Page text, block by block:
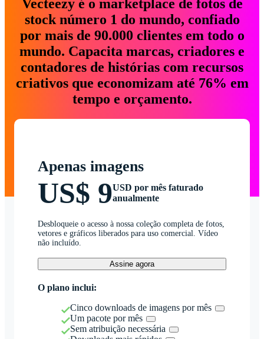
Vecteezy é o marketplace de fotos de
stock número 1 do mundo, confiado
por mais de 90.000 clientes em todo o
mundo. Capacita marcas, criadores e
contadores de histórias com recursos
criativos que economizam até 76% em
tempo e orçamento.
Apenas imagens
US$ 9USD por mês faturado
anualmente
Desbloqueie o acesso à nossa coleção completa de fotos,
vetores e gráficos liberados para uso comercial. Vídeo
não incluído.
Assine agora
O plano inclui:
Cinco downloads de imagens por mês
Um pacote por mês
Sem atribuição necessária